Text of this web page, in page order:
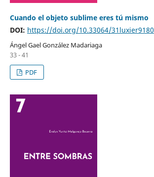
Cuando el objeto sublime eres tú mismo
DOI: https://doi.org/10.33064/31luxier9180
Ángel Gael González Madariaga
33 - 41
PDF